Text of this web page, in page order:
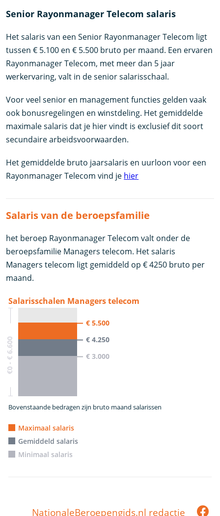
Senior Rayonmanager Telecom salaris
Het salaris van een Senior Rayonmanager Telecom ligt
tussen € 5.100 en € 5.500 bruto per maand. Een ervaren
Rayonmanager Telecom, met meer dan 5 jaar
werkervaring, valt in de senior salarisschaal.
Voor veel senior en management functies gelden vaak
ook bonusregelingen en winstdeling. Het gemiddelde
maximale salaris dat je hier vindt is exclusief dit soort
secundaire arbeidsvoorwaarden.
Het gemiddelde bruto jaarsalaris en uurloon voor een
Rayonmanager Telecom vind je hier
Salaris van de beroepsfamilie
het beroep Rayonmanager Telecom valt onder de
beroepsfamilie Managers telecom. Het salaris
Managers telecom ligt gemiddeld op € 4250 bruto per
maand.
Salarisschalen Managers telecom
€0 - € 6.600
€ 5.500
€ 4.250
€ 3.000
Bovenstaande bedragen zijn bruto maand salarissen
Maximaal salaris
Gemiddeld salaris
Minimaal salaris
NationaleBeroepengids.nl redactie